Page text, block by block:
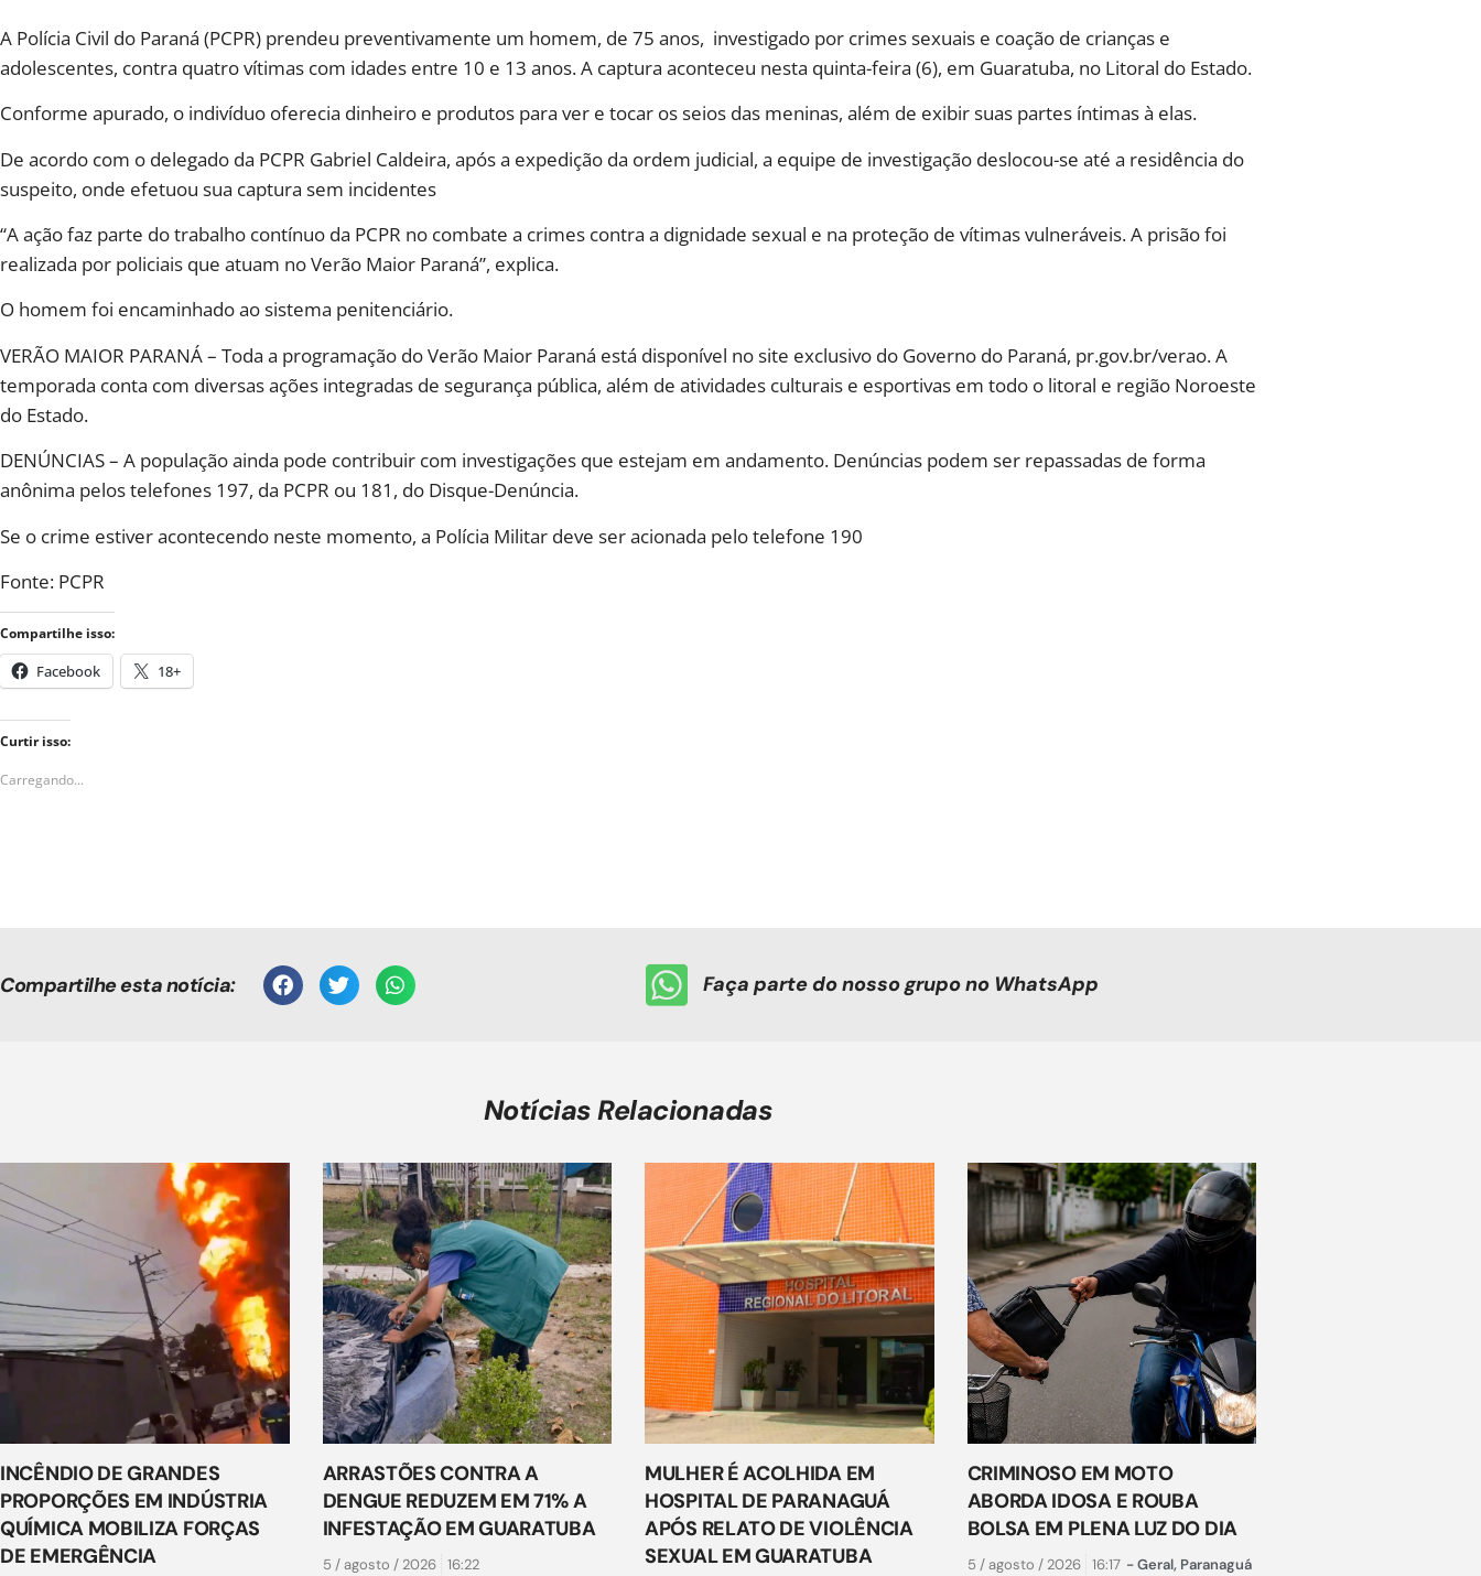
A Polícia Civil do Paraná (PCPR) prendeu preventivamente um homem, de 75 anos, investigado por crimes sexuais e coação de crianças e
adolescentes, contra quatro vítimas com idades entre 10 e 13 anos. A captura aconteceu nesta quinta-feira (6), em Guaratuba, no Litoral do Estado.
Conforme apurado, o indivíduo oferecia dinheiro e produtos para ver e tocar os seios das meninas, além de exibir suas partes íntimas à elas.
De acordo com o delegado da PCPR Gabriel Caldeira, após a expedição da ordem judicial, a equipe de investigação deslocou-se até a residência do
suspeito, onde efetuou sua captura sem incidentes
“A ação faz parte do trabalho contínuo da PCPR no combate a crimes contra a dignidade sexual e na proteção de vítimas vulneráveis. A prisão foi
realizada por policiais que atuam no Verão Maior Paraná”, explica.
O homem foi encaminhado ao sistema penitenciário.
VERÃO MAIOR PARANÁ – Toda a programação do Verão Maior Paraná está disponível no site exclusivo do Governo do Paraná, pr.gov.br/verao. A
temporada conta com diversas ações integradas de segurança pública, além de atividades culturais e esportivas em todo o litoral e região Noroeste
do Estado.
DENÚNCIAS – A população ainda pode contribuir com investigações que estejam em andamento. Denúncias podem ser repassadas de forma
anônima pelos telefones 197, da PCPR ou 181, do Disque-Denúncia.
Se o crime estiver acontecendo neste momento, a Polícia Militar deve ser acionada pelo telefone 190
Fonte: PCPR
Compartilhe isso:
Facebook 18+
Curtir isso:
Carregando...
Compartilhe esta notícia: Faça parte do nosso grupo no WhatsApp
Notícias Relacionadas
INCÊNDIO DE GRANDES
PROPORÇÕES EM INDÚSTRIA
QUÍMICA MOBILIZA FORÇAS
DE EMERGÊNCIA
ARRASTÕES CONTRA A
DENGUE REDUZEM EM 71% A
INFESTAÇÃO EM GUARATUBA
5 / agosto / 2026 16:22
MULHER É ACOLHIDA EM
HOSPITAL DE PARANAGUÁ
APÓS RELATO DE VIOLÊNCIA
SEXUAL EM GUARATUBA
CRIMINOSO EM MOTO
ABORDA IDOSA E ROUBA
BOLSA EM PLENA LUZ DO DIA
5 / agosto / 2026 16:17 -Geral, Paranaguá